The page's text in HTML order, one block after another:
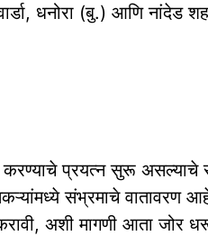
धनोरा (बु.) आणि नांदेड
करण्याचे प्रयत्न सुरू असल्याचे
संभ्रमाचे वातावरण
अशी मागणी आता जोर